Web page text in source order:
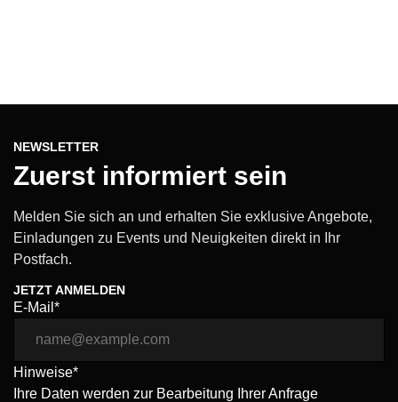
NEWSLETTER
Zuerst informiert sein
Melden Sie sich an und erhalten Sie exklusive Angebote,
Einladungen zu Events und Neuigkeiten direkt in Ihr
Postfach.
JETZT ANMELDEN
E-Mail*
Hinweise*
Ihre Daten werden zur Bearbeitung Ihrer Anfrage